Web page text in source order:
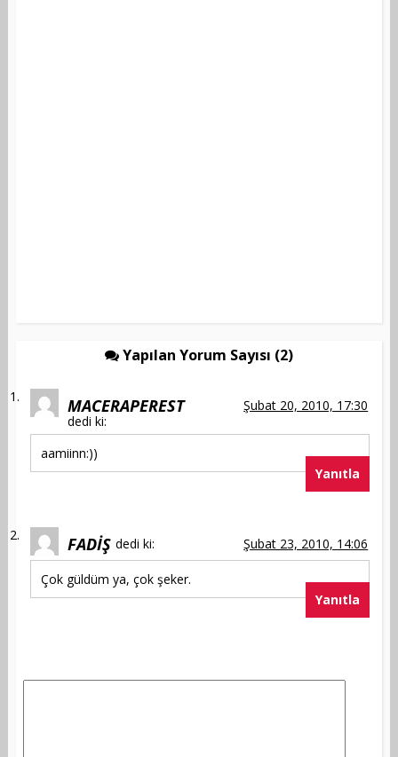
Yapılan Yorum Sayısı (2)
MACERAPEREST
dedi ki:
Şubat 20, 2010, 17:30
aamiinn:))
Yanıtla
FADİŞ dedi ki: Şubat 23, 2010, 14:06
Çok güldüm ya, çok şeker.
Yanıtla